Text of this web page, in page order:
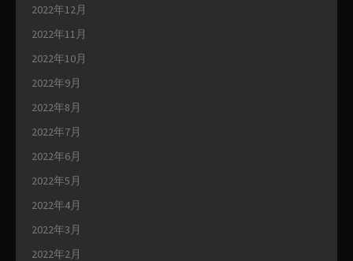
2022年12月
2022年11月
2022年10月
2022年9月
2022年8月
2022年7月
2022年6月
2022年5月
2022年4月
2022年3月
2022年2月